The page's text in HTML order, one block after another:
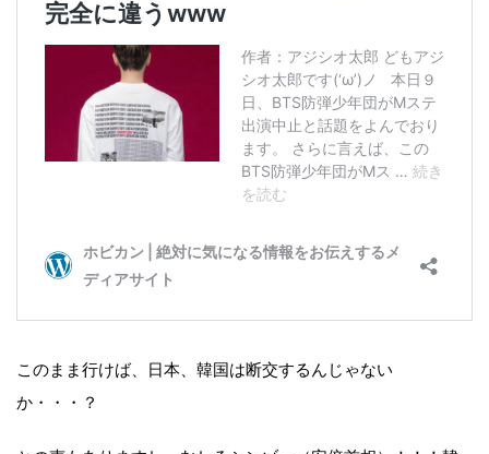
このまま行けば、日本、韓国は断交するんじゃない
か・・・？